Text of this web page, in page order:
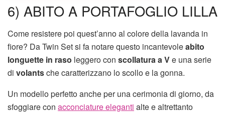
6) ABITO A PORTAFOGLIO LILLA
Come resistere poi quest’anno al colore della lavanda in
fiore? Da Twin Set si fa notare questo incantevoleabito
longuette in raso leggero con scollatura a Ve una serie
di volantsche caratterizzano lo scollo e la gonna.
Un modello perfetto anche per una cerimonia di giorno, da
sfoggiare con acconciature eleganti alte e altrettanto